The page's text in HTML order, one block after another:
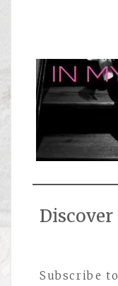
Subscribe